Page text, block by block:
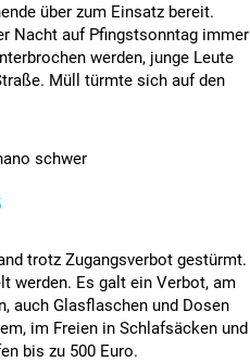
über zum Einsatz bereit.
Nacht auf Pfingstsonntag immer
werden, junge Leute
Müll türmte sich auf den
schwer
trotz Zugangsverbot gestürmt.
werden. Es galt ein Verbot, am
auch Glasflaschen und Dosen
im Freien in Schlafsäcken und
bis zu 500 Euro.